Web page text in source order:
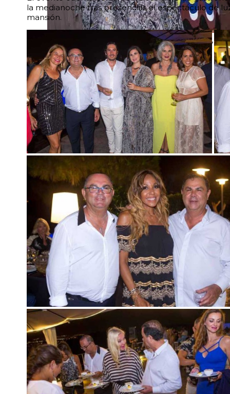
Alyson Dray, Caroline Barclay, Marie Sarah,
la medianoche tras presenciar el espectáculo de
mansión.